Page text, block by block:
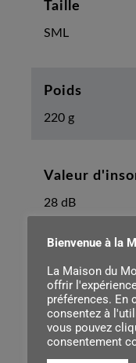
Taille
SML
Poids
220 g
Valeur
28 dB
31 dB
Valeur M
Bienvenue à la
La Maison du
offrir
préférences. En
consentez à
vous pouvez
consentement